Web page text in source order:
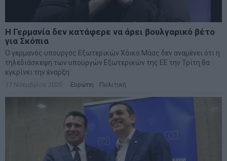
Η Γερμανία δεν κατάφερε να άρει βουλγαρικό βέτο
για Σκόπια
Ο γερμανός υπουργός Εξωτερικών Χάικο Μάας δεν αναμένει ότι η
τηλεδιάσκεψη των υπουργών Εξωτερικών της ΕΕ την Τρίτη θα
εγκρίνει την έναρξη
17 Νοεμβρίου 2020 Ευρώπη Πολιτική